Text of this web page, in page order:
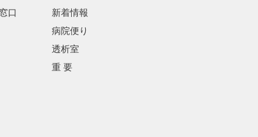
口
新着情報
病院便り
透析室
重 要